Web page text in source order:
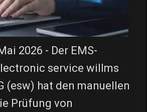
2026 - Der EMS-
service willms
(esw) hat den manuellen
Prüfung von